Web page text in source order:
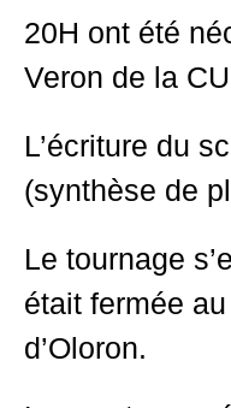
20H ont été
Veron de la
L’écriture du
(synthèse de
Le tournage
était fermée
d’Oloron.